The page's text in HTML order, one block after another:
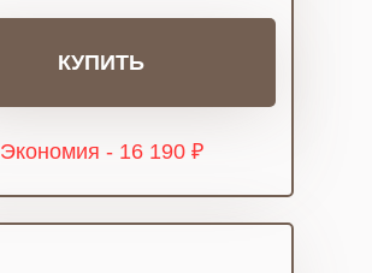
КУПИТЬ
Экономия - 16 190 ₽